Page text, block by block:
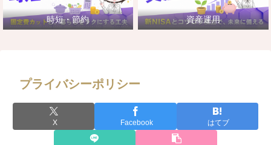
時短・節約 資産運用
プライバシーポリシー
X Facebook はてブ